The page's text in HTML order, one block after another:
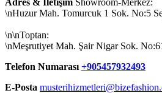
\nHuzur Mah. Tomurcuk 1 Sok. No:5
\n\nToptan:
\nMeşrutiyet Mah. Şair Nigar Sok.
Telefon Numarası +905457932493
E-Posta